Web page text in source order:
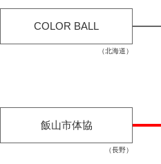
COLOR BALL
（北海道）
飯山市体協
（長野）